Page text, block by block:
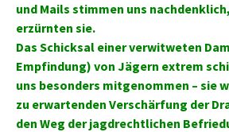
und Mails stimmen uns
erzürnten sie.
Das Schicksal einer verwitweten
Empfindung) von Jägern extrem
uns besonders mitgenommen – sie
zu erwartenden Verschärfung der
den Weg der jagdrechtlichen